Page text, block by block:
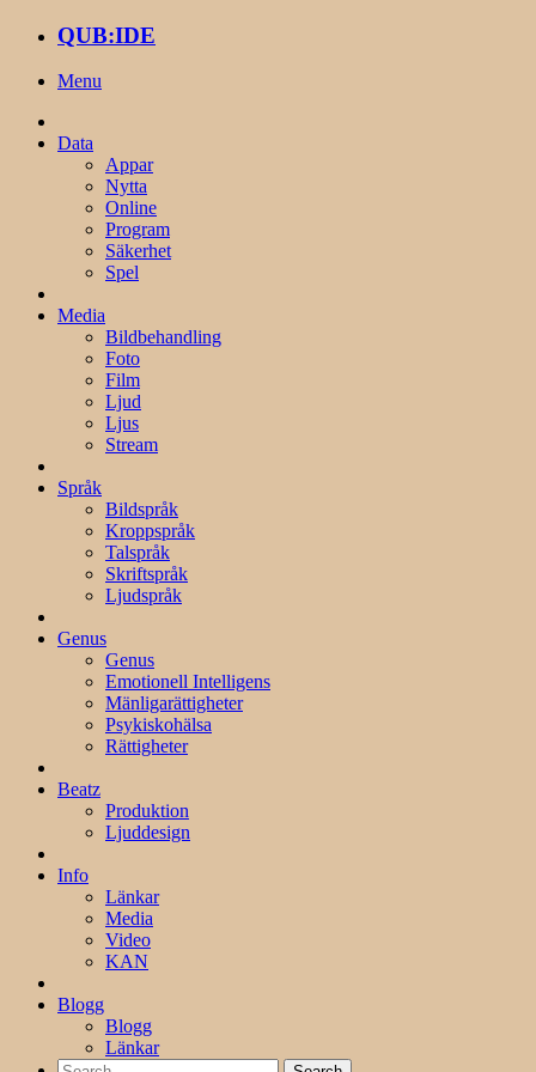
QUB:IDE
Menu
Data
Appar
Nytta
Online
Program
Säkerhet
Spel
Media
Bildbehandling
Foto
Film
Ljud
Ljus
Stream
Språk
Bildspråk
Kroppspråk
Talspråk
Skriftspråk
Ljudspråk
Genus
Genus
Emotionell Intelligens
Mänligarättigheter
Psykiskohälsa
Rättigheter
Beatz
Produktion
Ljuddesign
Info
Länkar
Media
Video
KAN
Blogg
Blogg
Länkar